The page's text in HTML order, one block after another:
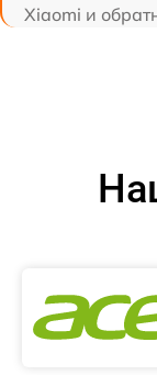
Xiaomi и